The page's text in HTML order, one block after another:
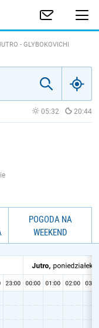
- GLYBOKOVICHI
05:32 20:44
POGODA NA
WEEKEND